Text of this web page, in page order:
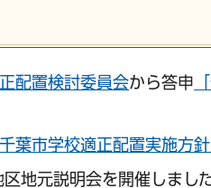
配置検討委員会から答申
千葉市学校適正配置実施方針
地元説明会を開催しました